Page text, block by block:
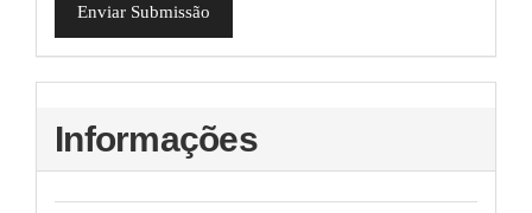
Enviar Submissão
Informações